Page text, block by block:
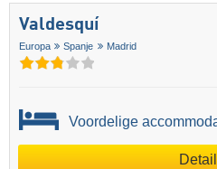
Valdesquí
Europa Spanje Madrid
Voordelige